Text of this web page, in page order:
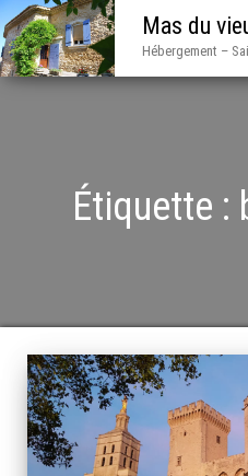
Mas du
Hébergement –
Étiquette :